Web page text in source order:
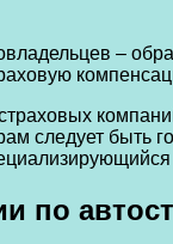
–
следует быть
по